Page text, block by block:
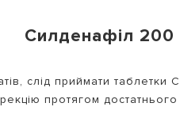
Силденафіл 200
слід приймати
протягом достатнього